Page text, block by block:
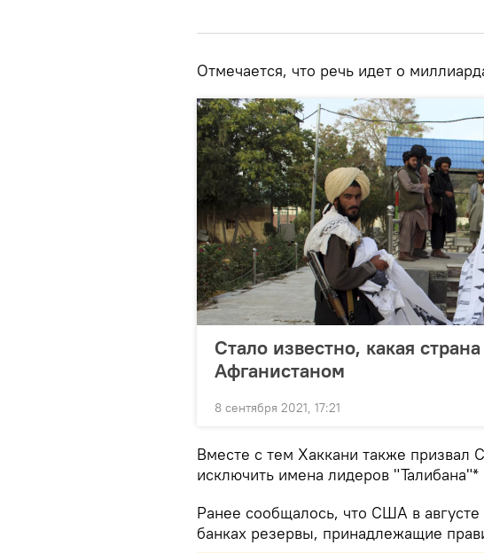
Отмечается, что речь идет о
Стало известно, какая
Афганистаном
8 сентября 2021, 17:21
Вместе с тем Хаккани также
исключить имена лидеров
Ранее сообщалось, что США в
банках резервы, принадлежащие